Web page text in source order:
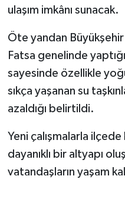
ulaşım imkânı sunacak.
Öte yandan
Fatsa genelinde
sayesinde özellikle
sıkça yaşanan su
azaldığı belirtildi.
Yeni çalışmalarla ilçede
dayanıklı bir altyapı
vatandaşların yaşam